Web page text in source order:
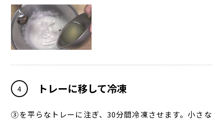
4 トレーに移して冷凍
③を平らなトレーに注ぎ、30分間冷凍させます。小さな